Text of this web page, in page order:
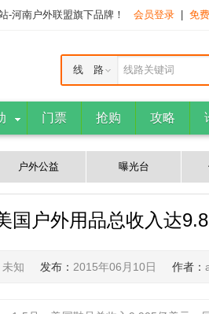
-河南户外联盟旗下品牌！ 会员登录 免
线路关键词
线 路
门票 抢购 攻略
户外公益 曝光台
国户外用品总收入达
未知 发布： 2015年06月10日 作者：